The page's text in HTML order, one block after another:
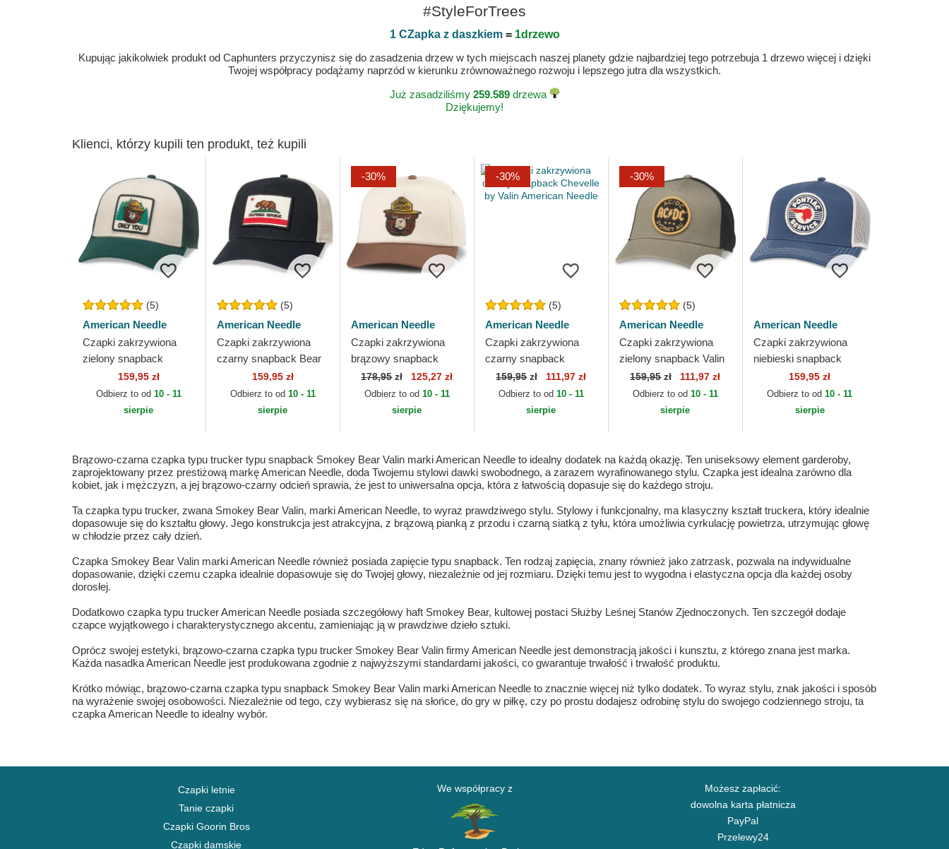
#StyleForTrees
1 CZapka z daszkiem= 1drzewo
Kupując jakikolwiek produkt od Caphunters przyczynisz się do zasadzenia drzew w tych miejscach naszej planety gdzie najbardziej tego potrzebuja 1 drzewo więcej i dzięki
Twojej współpracy podążamy naprzód w kierunku zrównoważnego rozwoju i lepszego jutra dla wszystkich.
Już zasadziliśmy 259.589drzewa
Dziękujemy!
Klienci, którzy kupili ten produkt, też kupili
(5)
American Needle
Czapki zakrzywiona
zielony snapback
American Needle
159,95 zł
Odbierz to od 10 - 11
sierpie
(5)
American Needle
Czapki zakrzywiona
czarny snapback Bear
Valin American Needle
159,95 zł
Odbierz to od 10 - 11
sierpie
-30%
American Needle
Czapki zakrzywiona
brązowy snapback
Roscoe American
Needle
178,95zł 125,27 zł
Odbierz to od 10 - 11
sierpie
-30%
(5)
American Needle
Czapki zakrzywiona
czarny snapback
Chevelle by Valin
American Needle
159,95zł 111,97 zł
Odbierz to od 10 - 11
sierpie
-30%
(5)
American Needle
Czapki zakrzywiona
zielony snapback Valin
American Needle
159,95zł 111,97 zł
Odbierz to od 10 - 11
sierpie
American Needle
Czapki zakrzywiona
niebieski snapback
Authorized Service Valin
American Needle
159,95 zł
Odbierz to od10 - 11
sierpie
Brązowo-czarna czapka typu trucker typu snapback Smokey Bear Valin marki American Needle to idealny dodatek na każdą okazję. Ten uniseksowy element garderoby,
zaprojektowany przez prestiżową markę American Needle, doda Twojemu stylowi dawki swobodnego, a zarazem wyrafinowanego stylu. Czapka jest idealna zarówno dla
kobiet, jak i mężczyzn, a jej brązowo-czarny odcień sprawia, że jest to uniwersalna opcja, która z łatwością dopasuje się do każdego stroju.
Ta czapka typu trucker, zwana Smokey Bear Valin, marki American Needle, to wyraz prawdziwego stylu. Stylowy i funkcjonalny, ma klasyczny kształt truckera, który idealnie
dopasowuje się do kształtu głowy. Jego konstrukcja jest atrakcyjna, z brązową pianką z przodu i czarną siatką z tyłu, która umożliwia cyrkulację powietrza, utrzymując głowę
w chłodzie przez cały dzień.
Czapka Smokey Bear Valin marki American Needle również posiada zapięcie typu snapback. Ten rodzaj zapięcia, znany również jako zatrzask, pozwala na indywidualne
dopasowanie, dzięki czemu czapka idealnie dopasowuje się do Twojej głowy, niezależnie od jej rozmiaru. Dzięki temu jest to wygodna i elastyczna opcja dla każdej osoby
dorosłej.
Dodatkowo czapka typu trucker American Needle posiada szczegółowy haft Smokey Bear, kultowej postaci Służby Leśnej Stanów Zjednoczonych. Ten szczegół dodaje
czapce wyjątkowego i charakterystycznego akcentu, zamieniając ją w prawdziwe dzieło sztuki.
Oprócz swojej estetyki, brązowo-czarna czapka typu trucker Smokey Bear Valin firmy American Needle jest demonstracją jakości i kunsztu, z którego znana jest marka.
Każda nasadka American Needle jest produkowana zgodnie z najwyższymi standardami jakości, co gwarantuje trwałość i trwałość produktu.
Krótko mówiąc, brązowo-czarna czapka typu snapback Smokey Bear Valin marki American Needle to znacznie więcej niż tylko dodatek. To wyraz stylu, znak jakości i sposób
na wyrażenie swojej osobowości. Niezależnie od tego, czy wybierasz się na słońce, do gry w piłkę, czy po prostu dodajesz odrobinę stylu do swojego codziennego stroju, ta
czapka American Needle to idealny wybór.
Czapki letnie
Tanie czapki
Czapki Goorin Bros
Czapki damskie
We współpracy z
Możesz zapłacić:
dowolna karta płatnicza
PayPal
Przelewy24